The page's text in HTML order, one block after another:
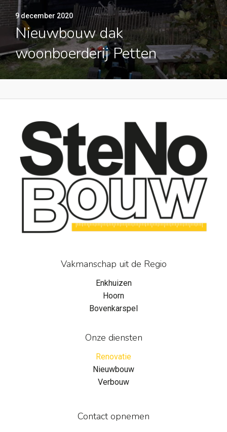
9 december 2020
Nieuwbouw dak
woonboerderij Petten
Vakmanschap uit de Regio
Enkhuizen
Hoorn
Bovenkarspel
Onze diensten
Renovatie
Nieuwbouw
Verbouw
Contact opnemen